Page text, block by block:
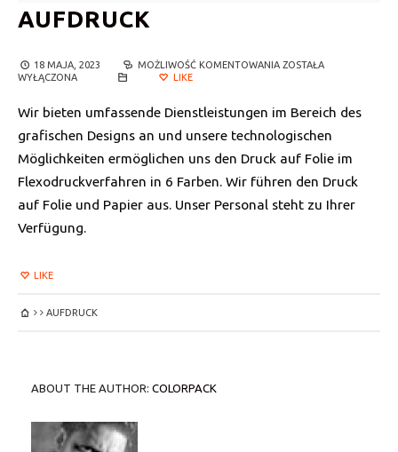
AUFDRUCK
18 MAJA, 2023 MOŻLIWOŚĆ KOMENTOWANIA AUFDRUCK
ZOSTAŁA
WYŁĄCZONA
LIKE
Wir bieten umfassende Dienstleistungen im Bereich des
grafischen Designs an und unsere technologischen
Möglichkeiten ermöglichen uns den Druck auf Folie im
Flexodruckverfahren in 6 Farben. Wir führen den Druck
auf Folie und Papier aus. Unser Personal steht zu Ihrer
Verfügung.
LIKE
AUFDRUCK
ABOUT THE AUTHOR: COLORPACK